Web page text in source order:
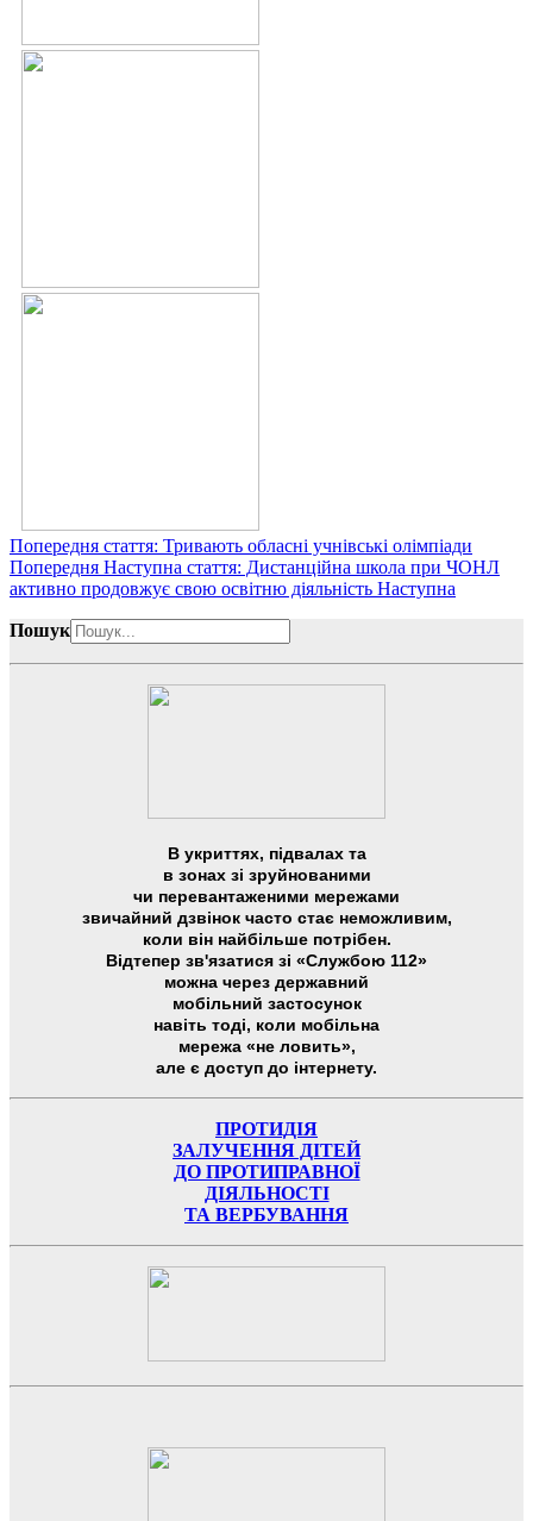
Попередня стаття: Тривають обласні учнівські олімпіади
Попередня Наступна стаття: Дистанційна школа при ЧОНЛ
активно продовжує свою освітню діяльність Наступна
Пошук
В укриттях, підвалах та
в зонах зі зруйнованими
чи перевантаженими мережами
звичайний дзвінок часто стає неможливим,
коли він найбільше потрібен.
Відтепер зв'язатися зі «Службою 112»
можна через державний
мобільний застосунок
навіть тоді, коли мобільна
мережа «не ловить»,
але є доступ до інтернету.
ПРОТИДІЯ
ЗАЛУЧЕННЯ ДІТЕЙ
ДО ПРОТИПРАВНОЇ
ДІЯЛЬНОСТІ
ТА ВЕРБУВАННЯ